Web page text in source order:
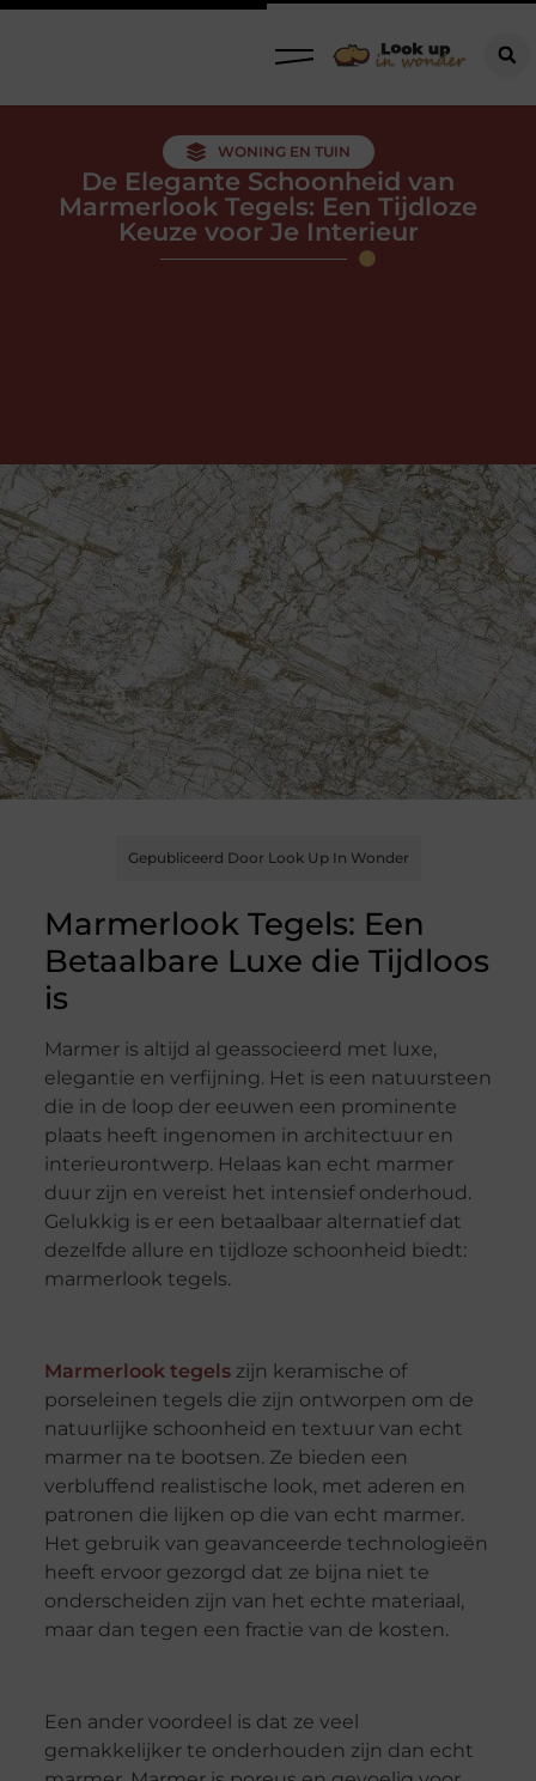
WONING EN TUIN
De Elegante Schoonheid van
Marmerlook Tegels: Een Tijdloze
Keuze voor Je Interieur
Gepubliceerd Door Look Up In Wonder
Marmerlook Tegels: Een
Betaalbare Luxe die Tijdloos
is
Marmer is altijd al geassocieerd met luxe,
elegantie en verfijning. Het is een natuursteen
die in de loop der eeuwen een prominente
plaats heeft ingenomen in architectuur en
interieurontwerp. Helaas kan echt marmer
duur zijn en vereist het intensief onderhoud.
Gelukkig is er een betaalbaar alternatief dat
dezelfde allure en tijdloze schoonheid biedt:
marmerlook tegels.
Marmerlook tegelszijn keramische of
porseleinen tegels die zijn ontworpen om de
natuurlijke schoonheid en textuur van echt
marmer na te bootsen. Ze bieden een
verbluffend realistische look, met aderen en
patronen die lijken op die van echt marmer.
Het gebruik van geavanceerde technologieën
heeft ervoor gezorgd dat ze bijna niet te
onderscheiden zijn van het echte materiaal,
maar dan tegen een fractie van de kosten.
Een ander voordeel is dat ze veel
gemakkelijker te onderhouden zijn dan echt